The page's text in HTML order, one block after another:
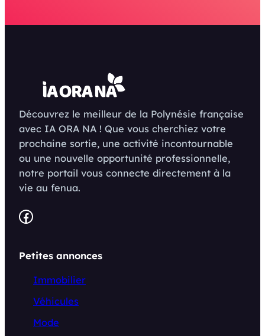
Découvrez le meilleur de la Polynésie française
avec IA ORA NA ! Que vous cherchiez votre
prochaine sortie, une activité incontournable
ou une nouvelle opportunité professionnelle,
notre portail vous connecte directement à la
vie au fenua.
Facebook
Petites annonces
Immobilier
Véhicules
Mode